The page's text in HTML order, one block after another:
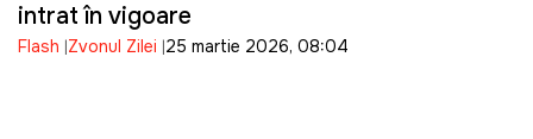
intrat în vigoare
Flash Zvonul Zilei 25 martie 2026, 08:04